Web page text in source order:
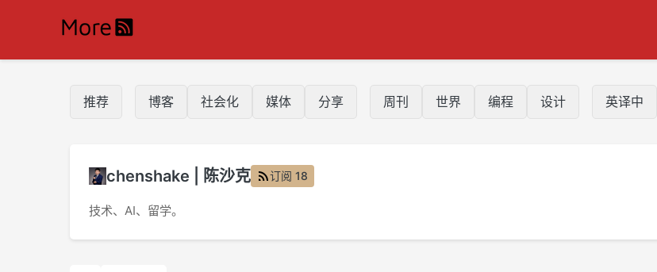
推荐 博客 社会化 媒体 分享 周刊 世界 编程 设计 英译中
chenshake | 陈沙克 订阅 18
技术、AI、留学。